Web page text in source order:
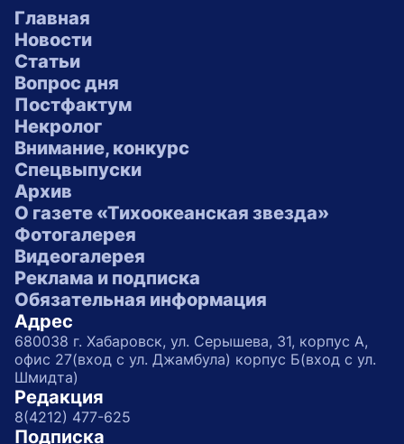
Главная
Новости
Статьи
Вопрос дня
Постфактум
Некролог
Внимание, конкурс
Спецвыпуски
Архив
О газете «Тихоокеанская звезда»
Фотогалерея
Видеогалерея
Реклама и подписка
Обязательная информация
Адрес
680038 г. Хабаровск, ул. Серышева, 31, корпус А,
офис 27(вход с ул. Джамбула) корпус Б(вход с ул.
Шмидта)
Редакция
8(4212) 477-625
Подписка